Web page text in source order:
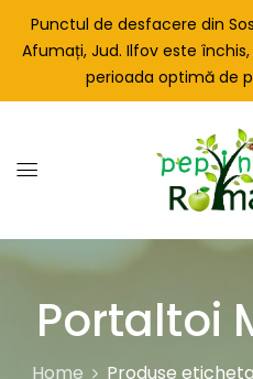
Punctul de desfacere din
Afumați, Jud. Ilfov este
perioada optimă de
Portaltoi
Home Produse